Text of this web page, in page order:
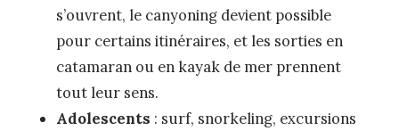
s’ouvrent, le canyoning devient possible
pour certains itinéraires, et les sorties en
catamaran ou en kayak de mer prennent
tout leur sens.
Adolescents : surf, snorkeling, excursions